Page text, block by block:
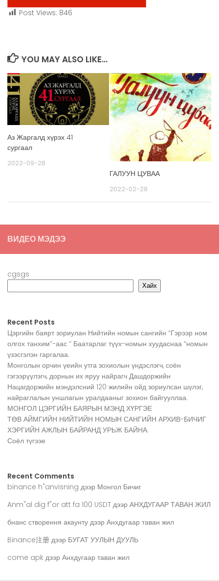
Post Views: 846
YOU MAY ALSO LIKE...
Аз Жаргалд хүрэх 41
сургаал
2022-09-28
ГАЛУУН ЦУВАА
2022-02-28
ВИДЕО МЭДЭЭ
cgsgs
Хайх
Recent Posts
Цэргийн баярт зориулан Нийтийн номын сангийн “Гэрээр ном
олгох танхим”-аас ” Баатарлаг түүх-номын хуудаснаа “номын
үзэсгэлэн гаргалаа.
Монголын орчин үеийн утга зохиолын үндэслэгч, соён
гэгээрүүлэгч, дорнын их яруу найрагч Дашдоржийн
Нацагдоржийн мэндэлсний 120 жилийн ойд зориулсан шүлэг,
найраглалын уншлагын уралдааныг зохион байгууллаа.
МОНГОЛ ЦЭРГИЙН БАЯРЫН МЭНД ХҮРГЭЕ
ТӨВ АЙМГИЙН НИЙТИЙН НОМЫН САНГИЙН АРХИВ-БИЧИГ
ХЭРГИЙН АЖЛЫН БАЙРАНД УРЬЖ БАЙНА.
Соёл түгээе
Recent Comments
binance h"anvisning дээр Монгол Бичиг
Anm"al dig f"or att fa 100 USDT дээр АНХДУГААР ТАВАН ЖИЛ
бнанс створення акаунту дээр Анхдугаар таван жил
Binance注册 дээр БУГАТ УУЛЫН ДУУЛЬ
come apk дээр Анхдугаар таван жил